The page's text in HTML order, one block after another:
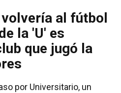
al fútbol
la 'U' es
que jugó la
por Universitario, un